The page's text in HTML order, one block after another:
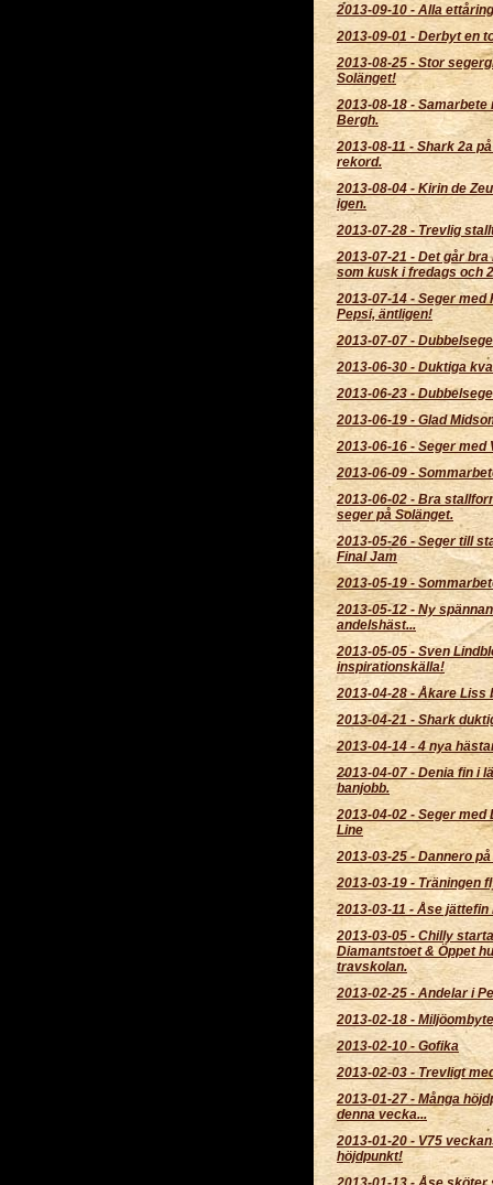
2013-09-10 -Alla
2013-09-01 -Derbyt en
2013-08-25 - Stor
Solänget!
2013-08-18- Samarbete
Bergh.
2013-08-11- Shark 2a
rekord.
2013-08-04- Kirin de
igen.
2013-07-28 - Trevlig
2013-07-21 - Det går bra
som kusk i fredags och
2013-07-14 -Seger med
Pepsi, äntligen!
2013-07-07 -
2013-06-30- Duktiga
2013-06-23 -
2013-06-19 - Glad
2013-06-16 -Seger med
2013-06-09-
2013-06-02 - Bra
seger på Solänget.
2013-05-26 -Seger till
Final Jam
2013-05-19 -
2013-05-12- Ny
andelshäst...
2013-05-05- Sven
inspirationskälla!
2013-04-28- Åkare Liss
2013-04-21 - Shark
2013-04-14 -4 nya
2013-04-07- Denia fin i
banjobb.
2013-04-02 - Seger med
Line
2013-03-25-Dannero
2013-03-19- Träningen
2013-03-11 - Åse jättefin
2013-03-05 - Chilly
Diamantstoet & Öppet
travskolan.
2013-02-25 -Andelar i
2013-02-18 - Miljöombyte
2013-02-10- Gofika
2013-02-03 -Trevligt
2013-01-27- Många
denna vecka...
2013-01-20- V75
höjdpunkt!